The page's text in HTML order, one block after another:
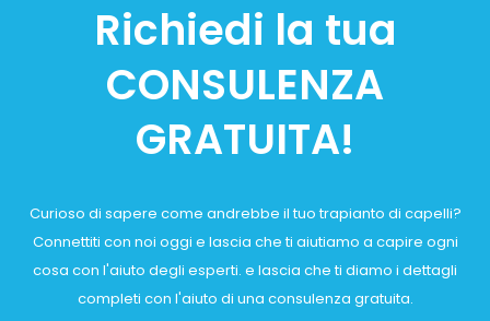
Richiedi la tua
CONSULENZA
GRATUITA!
Curioso di sapere come andrebbe il tuo trapianto di capelli?
Connettiti con noi oggi e lascia che ti aiutiamo a capire ogni
cosa con l'aiuto degli esperti. e lascia che ti diamo i dettagli
completi con l'aiuto di una consulenza gratuita.